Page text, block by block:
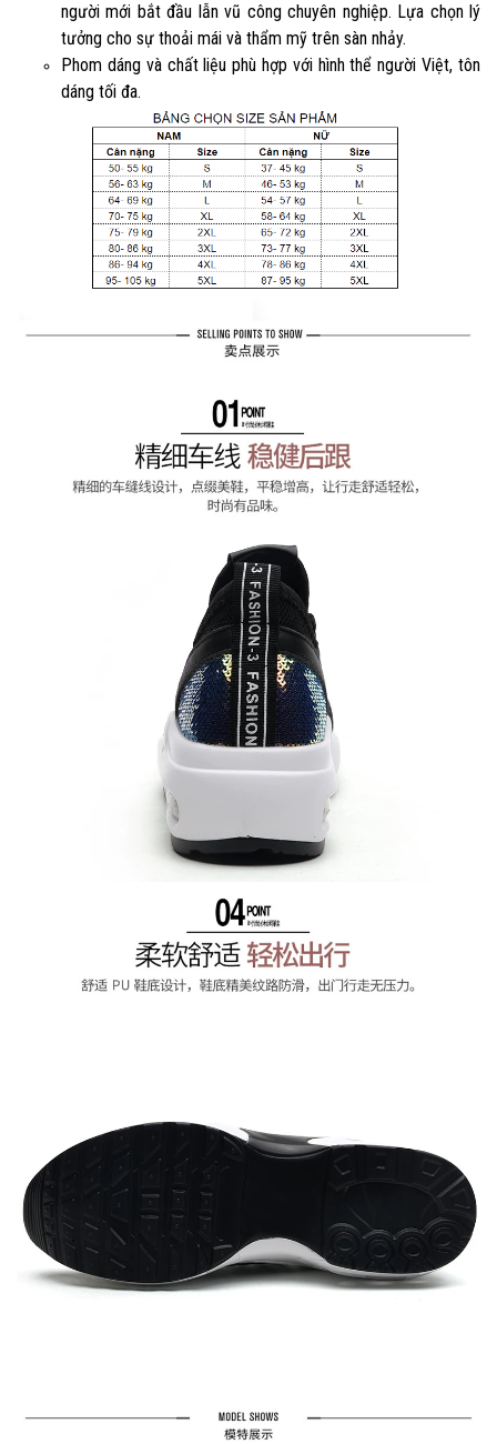
người mới bắt đầu lẫn vũ công chuyên nghiệp. Lựa chọn lý
tưởng cho sự thoải mái và thẩm mỹ trên sàn nhảy.
Phom dáng và chất liệu phù hợp với hình thể người Việt, tôn
dáng tối đa.